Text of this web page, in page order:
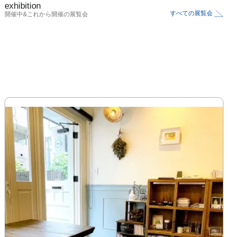
exhibition
開催中&これから開催の展覧会 すべての展覧会